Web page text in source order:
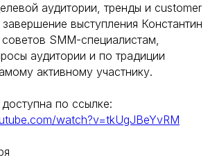
аудитории, тренды и customer
выступления Константин
SMM-специалистам,
аудитории и по традиции
активному участнику.
по ссылке:
watch?v=tkUgJBeYvRM